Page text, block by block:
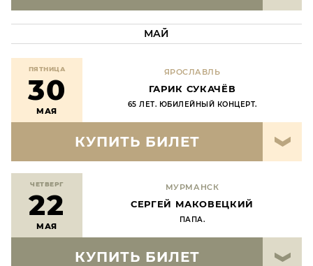
МАЙ
ПЯТНИЦА
30
МАЯ
ЯРОСЛАВЛЬ
ГАРИК СУКАЧЁВ
65 ЛЕТ. ЮБИЛЕЙНЫЙ КОНЦЕРТ.
КУПИТЬ БИЛЕТ
ЧЕТВЕРГ
22
МАЯ
МУРМАНСК
СЕРГЕЙ МАКОВЕЦКИЙ
ПАПА.
КУПИТЬ БИЛЕТ